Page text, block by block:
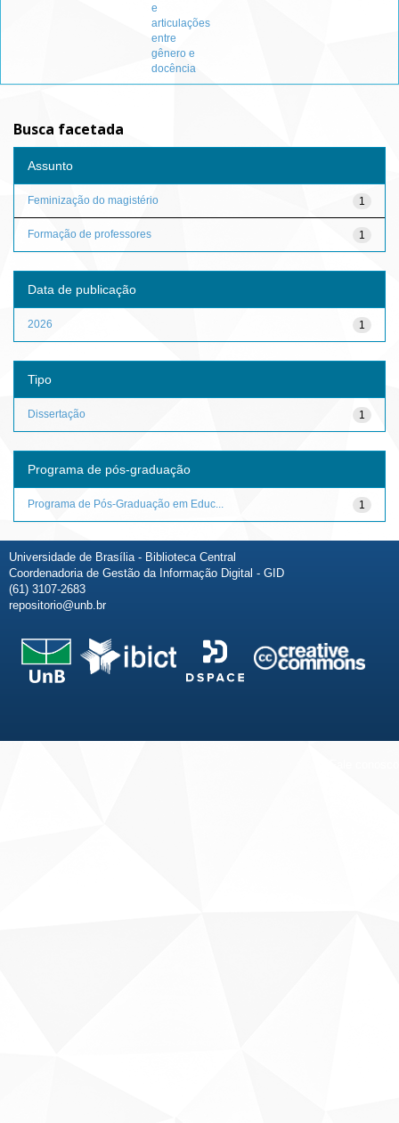
e
articulações
entre
gênero e
docência
Busca facetada
Assunto
1
Feminização do magistério
1
Formação de professores
Data de publicação
1
2026
Tipo
1
Dissertação
Programa de pós-graduação
1
Programa de Pós-Graduação em Educ...
Universidade de Brasília - Biblioteca Central
Coordenadoria de Gestão da Informação Digital - GID
(61) 3107-2683
repositorio@unb.br